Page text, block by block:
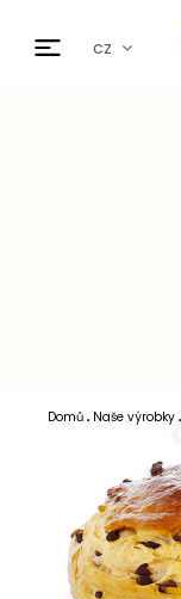
cz
Domů Naše výrobky